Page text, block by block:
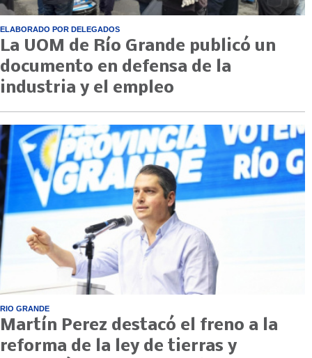
ELABORADO POR DELEGADOS
La UOM de Río Grande publicó un
documento en defensa de la
industria y el empleo
RIO GRANDE
Martín Perez destacó el freno a la
reforma de la ley de tierras y